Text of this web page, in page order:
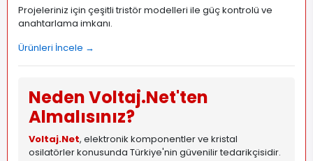
Projeleriniz için çeşitli tristör modelleri ile güç kontrolü ve
anahtarlama imkanı.
Ürünleri İncele →
Neden Voltaj.Net'ten
Almalısınız?
Voltaj.Net, elektronik komponentler ve kristal
osilatörler konusunda Türkiye'nin güvenilir tedarikçisidir.